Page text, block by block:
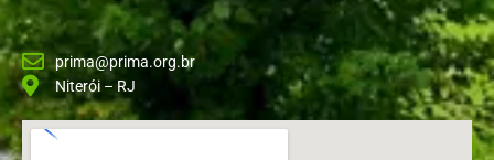
prima@prima.org.br
Niterói – RJ